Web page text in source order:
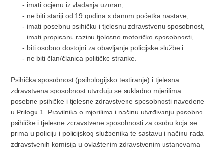
- imati ocjenu iz vladanja uzoran,
- ne biti stariji od 19 godina s danom početka nastave,
- imati posebnu psihičku i tjelesnu zdravstvenu sposobnost,
- imati propisanu razinu tjelesne motoričke sposobnosti,
- biti osobno dostojni za obavljanje policijske službe i
- ne biti član/članica političke stranke.
Psihička sposobnost (psihologijsko testiranje) i tjelesna
zdravstvena sposobnost utvrđuju se sukladno mjerilima
posebne psihičke i tjelesne zdravstvene sposobnosti navedene
u Prilogu 1. Pravilnika o mjerilima i načinu utvrđivanju posebne
psihičke i tjelesne zdravstvene sposobnosti za osobu koja se
prima u policiju i policijskog službenika te sastavu i načinu rada
zdravstvenih komisija u ovlaštenim zdravstvenim ustanovama